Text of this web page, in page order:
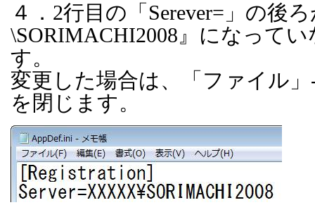
４． 2行目の「 Serever= 」の後
\SORIMACHI2008 』になって
す。
変更した場合は、「ファイル」
を閉じます。